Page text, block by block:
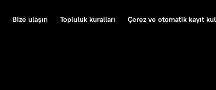
Bize ulaşın Topluluk kuralları Çerez ve otomatik kayıt